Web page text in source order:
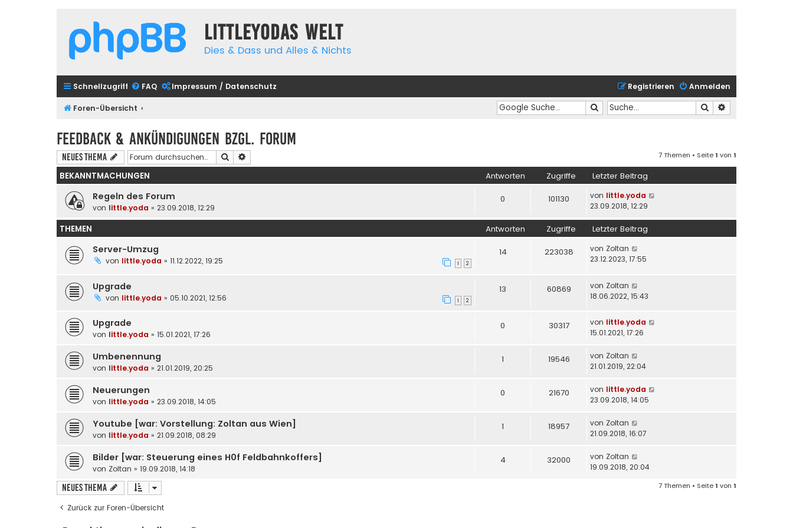
Littleyodas Welt
Dies & Dass und Alles & Nichts
Schnellzugriff FAQ Impressum / Datenschutz Anmelden
Registrieren
Foren-Übersicht Suche
Suche
Feedback & Ankündigungen bzgl. Forum
Neues Thema Suche 7 Themen • Seite1 von 1
BEKANNTMACHUNGEN Antworten Zugriffe Letzter Beitrag
Regeln des Forum
von little.yoda » 23.09.2018, 12:29
0 101130 von little.yoda
23.09.2018, 12:29
THEMEN Antworten Zugriffe Letzter Beitrag
Server-Umzug
von little.yoda » 11.12.2022, 19:25 1 2
14 223038 von Zoltan
23.12.2023, 17:55
Upgrade
von little.yoda » 05.10.2021, 12:56 1 2
13 60869 von Zoltan
18.06.2022, 15:43
Upgrade
von little.yoda » 15.01.2021, 17:26
0 30317 von little.yoda
15.01.2021, 17:26
Umbenennung
von little.yoda » 21.01.2019, 20:25
1 19546 von Zoltan
21.01.2019, 22:04
Neuerungen
von little.yoda » 23.09.2018, 14:05
0 21670 von little.yoda
23.09.2018, 14:05
Youtube [war: Vorstellung: Zoltan aus Wien]
von little.yoda » 21.09.2018, 08:29
1 18957 von Zoltan
21.09.2018, 16:07
Bilder [war: Steuerung eines H0f Feldbahnkoffers]
von Zoltan » 19.09.2018, 14:18
4 32000 von Zoltan
19.09.2018, 20:04
Neues Thema 7 Themen • Seite1 von 1
Zurück zur Foren-Übersicht